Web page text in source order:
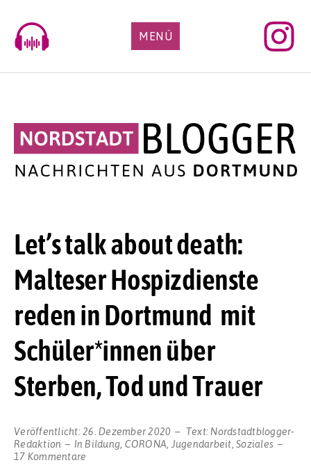
content
MENÜ
Let’s talk about death:
Malteser Hospizdienste
reden in Dortmund mit
Schüler*innen über
Sterben, Tod und Trauer
Veröffentlicht:26. Dezember 2020 Text: Nordstadtblogger-
Redaktion
In Bildung, CORONA, Jugendarbeit, Soziales
17 Kommentare